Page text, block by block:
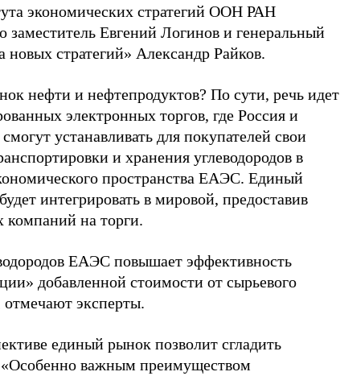
экономических стратегий ООН РАН
заместитель Евгений Логинов и генеральный
новых стратегий» Александр Райков.
нефти и нефтепродуктов? По сути, речь идет
электронных торгов, где Россия и
устанавливать для покупателей свои
и хранения углеводородов в
пространства ЕАЭС. Единый
интегрировать в мировой, предоставив
компаний на торги.
ЕАЭС повышает эффективность
добавленной стоимости от сырьевого
отмечают эксперты.
единый рынок позволит сгладить
«Особенно важным преимуществом